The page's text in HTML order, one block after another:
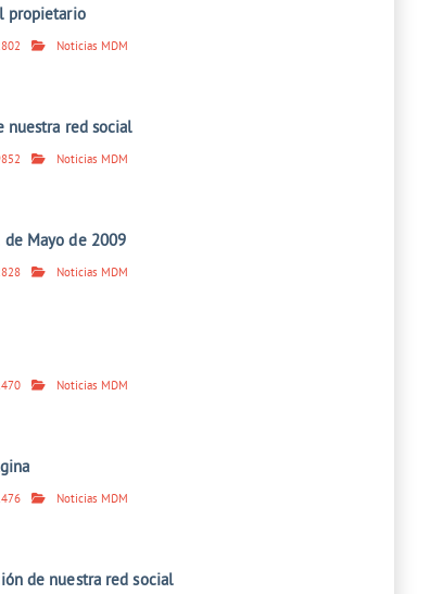
propietario
Noticias MDM
nuestra red social
Noticias MDM
de Mayo de 2009
Noticias MDM
Noticias MDM
Noticias MDM
de nuestra red social